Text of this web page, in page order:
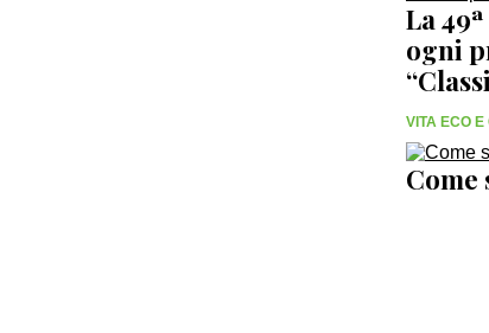
La
ogni
VITA ECO